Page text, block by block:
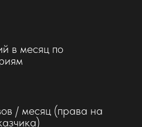
в месяц по
/ месяц (права на